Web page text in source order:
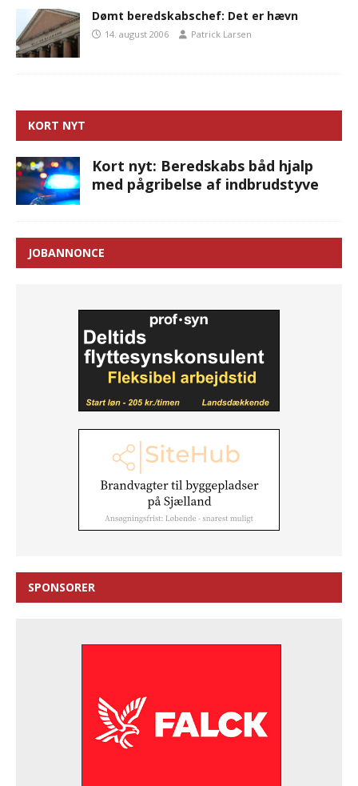
Dømt beredskabschef: Det er hævn
14. august 2006 Patrick Larsen
KORT NYT
Kort nyt: Beredskabs båd hjalp
med pågribelse af indbrudstyve
JOBANNONCE
SPONSORER